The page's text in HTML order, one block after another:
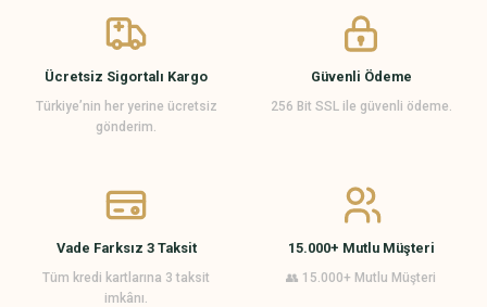
Ücretsiz Sigortalı Kargo
Türkiye’nin her yerine ücretsiz
gönderim.
Güvenli Ödeme
256 Bit SSL ile güvenli ödeme.
Vade Farksız 3 Taksit
Tüm kredi kartlarına 3 taksit
imkânı.
15.000+ Mutlu Müşteri
👥 15.000+ Mutlu Müşteri